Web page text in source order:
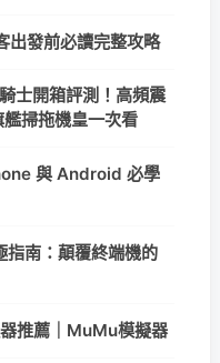
出發前必讀完整攻略
士開箱評測！高頻震
掃拖機皇一次看
與 Android 必學
南：顛覆終端機的
推薦｜MuMu模擬器